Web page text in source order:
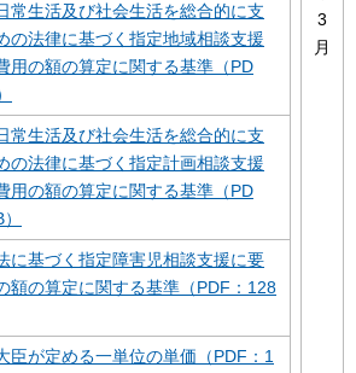
常生活及び社会生活を総合的に支
の法律に基づく指定地域相談支援
用の額の算定に関する基準（PD
常生活及び社会生活を総合的に支
の法律に基づく指定計画相談支援
用の額の算定に関する基準（PD
に基づく指定障害児相談支援に要
額の算定に関する基準（PDF：128
臣が定める一単位の単価（PDF：1
3
月